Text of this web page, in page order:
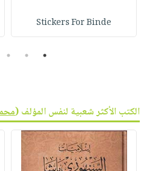
Stickers For Binde
1
2
3
الكتب الأكثر شعبية لنفس المؤلف (